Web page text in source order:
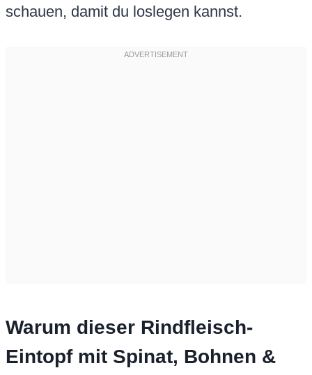
schauen, damit du loslegen kannst.
Warum dieser Rindfleisch-
Eintopf mit Spinat, Bohnen &